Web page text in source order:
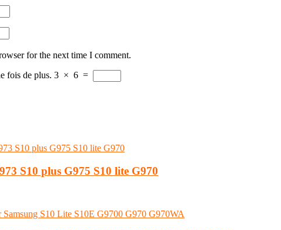
for the next time I comment.
fois de plus. 3 × 6 =
S10 plus G975 S10 lite G970